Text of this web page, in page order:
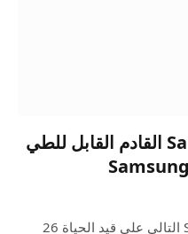
متى وكيف تشاهد Samsung القادم القابل للطي
سيكون حدث Samsung Unpacked التالي على قيد الحياة 26